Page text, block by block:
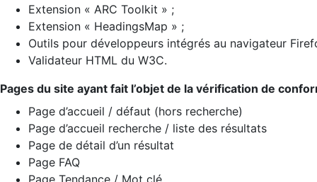
Extension « ARC Toolkit » ;
Extension « HeadingsMap » ;
Outils pour développeurs intégrés au navigateur
Validateur HTML du W3C.
Pages du site ayant fait l’objet de la vérification de
Page d’accueil / défaut (hors recherche)
Page d’accueil recherche / liste des résultats
Page de détail d’un résultat
Page FAQ
Page Tendance / Mot clé